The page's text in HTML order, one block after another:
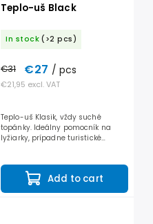
Teplo-uš Black
In stock (>2 pcs)
€21,95 excl. VAT
€31 €27 / pcs
Add to cart
Teplo-uš Klasik, vždy suché
topánky. Ideálny pomocník na
lyžiarky, prípadne turistické
topánku a ráno sa obúvate...